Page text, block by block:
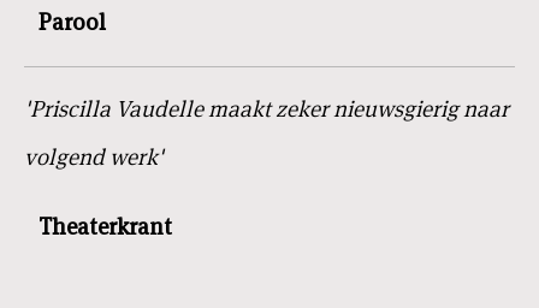
Parool
Theaterkrant
'Priscilla Vaudelle maakt zeker nieuwsgierig naar
volgend werk'